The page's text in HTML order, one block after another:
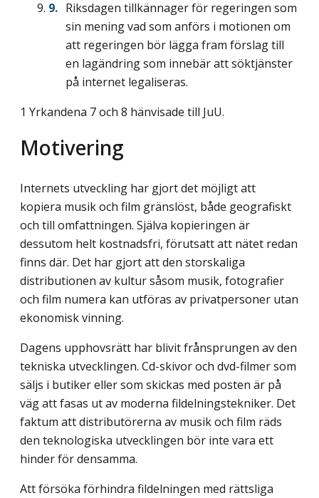
Riksdagen tillkännager för regeringen som
sin mening vad som anförs i motionen om
att regeringen bör lägga fram förslag till
en lagändring som innebär att söktjänster
på internet legaliseras.
1 Yrkandena 7 och 8 hänvisade till JuU.
Motivering
Internets utveckling har gjort det möjligt att
kopiera musik och film gränslöst, både geografiskt
och till omfattningen. Själva kopieringen är
dessutom helt kostnadsfri, förutsatt att nätet redan
finns där. Det har gjort att den storskaliga
distributionen av kultur såsom musik, fotografier
och film numera kan utföras av privatpersoner utan
ekonomisk vinning.
Dagens upphovsrätt har blivit frånsprungen av den
tekniska utvecklingen. Cd-skivor och dvd-filmer som
säljs i butiker eller som skickas med posten är på
väg att fasas ut av moderna fildelningstekniker. Det
faktum att distributörerna av musik och film räds
den teknologiska utvecklingen bör inte vara ett
hinder för densamma.
Att försöka förhindra fildelningen med rättsliga